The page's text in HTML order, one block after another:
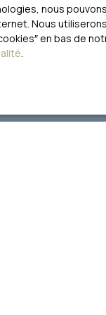
nous
Nous
en bas de
.